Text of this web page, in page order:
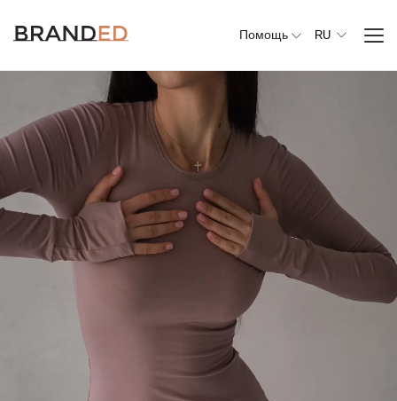
Помощь RU
одежда
Верхняя
одежда
Комплекты и
повседневные